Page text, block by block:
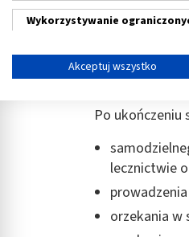
Zgodnie z
leczniczych.
Po
lecznictwie
orzekania w
Wykorzystywanie
Tworzenie profili w celu
Tworzenie profili w celu
Wykorzystywanie profili w
Pomiar efektywności reklam
Pomiar efektywności treści
Akceptuj wszystko